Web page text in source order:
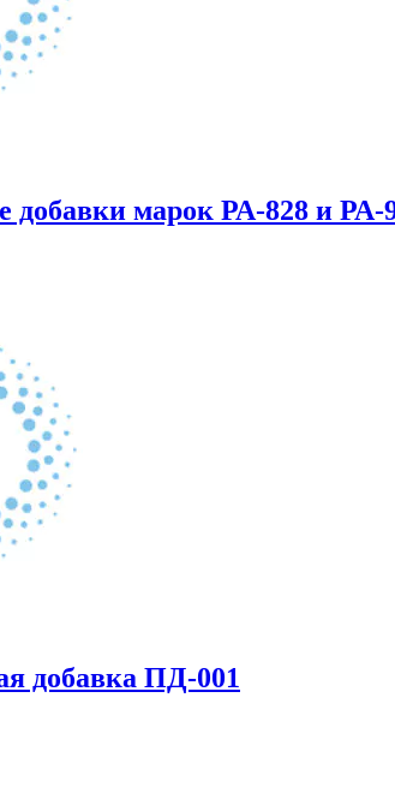
добавки марок РА-828 и РА-
добавка ПД-001